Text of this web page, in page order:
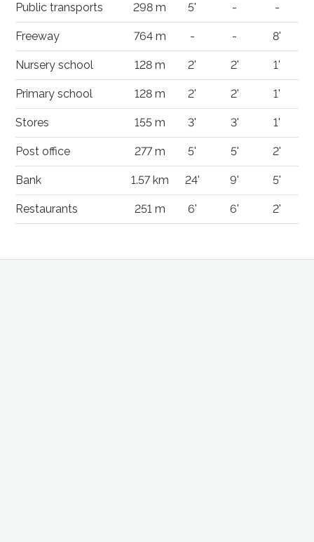
Public transports 298 m 5' - -
Freeway 764 m - - 8'
Nursery school 128 m 2' 2' 1'
Primary school 128 m 2' 2' 1'
Stores 155 m 3' 3' 1'
Post office 277 m 5' 5' 2'
Bank 1.57 km 24' 9' 5'
Restaurants 251 m 6' 6' 2'